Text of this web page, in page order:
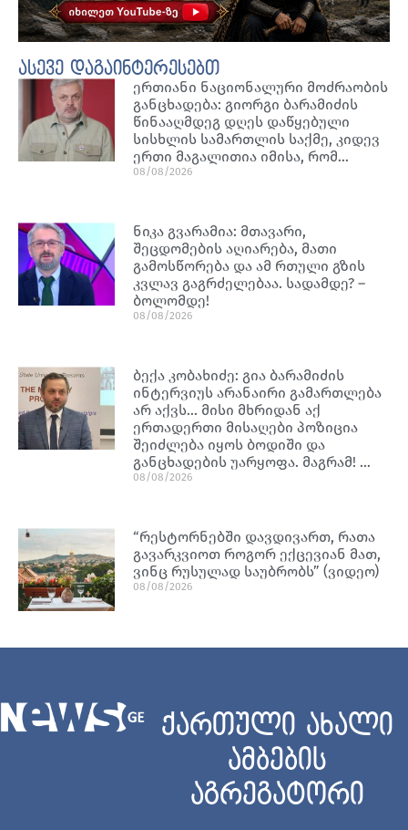
ასევე დაგაინტერესებთ
ერთიანი ნაციონალური მოძრაობის
განცხადება: გიორგი ბარამიძის
წინააღმდეგ დღეს დაწყებული
სისხლის სამართლის საქმე, კიდევ
ერთი მაგალითია იმისა, რომ…
08/08/2026
ნიკა გვარამია: მთავარი,
შეცდომების აღიარება, მათი
გამოსწორება და ამ რთული გზის
კვლავ გაგრძელებაა. სადამდე? –
ბოლომდე!
08/08/2026
ბექა კობახიძე: გია ბარამიძის
ინტერვიუს არანაირი გამართლება
არ აქვს… მისი მხრიდან აქ
ერთადერთი მისაღები პოზიცია
შეიძლება იყოს ბოდიში და
განცხადების უარყოფა. მაგრამ! …
08/08/2026
“რესტორნებში დავდივართ, რათა
გავარკვიოთ როგორ ექცევიან მათ,
ვინც რუსულად საუბრობს” (ვიდეო)
08/08/2026
ქართული ახალი
ამბების
აგრეგატორი